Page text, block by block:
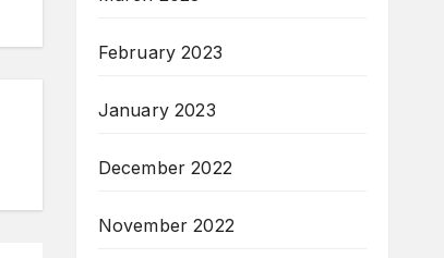
February 2023
January 2023
December 2022
November 2022